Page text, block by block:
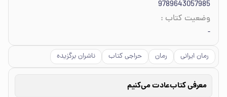
9789643057985
وضعیت کتاب :
-
رمان ایرانی رمان حراجی کتاب ناشران برگزیده
معرفی کتابعادت می‌کنیم